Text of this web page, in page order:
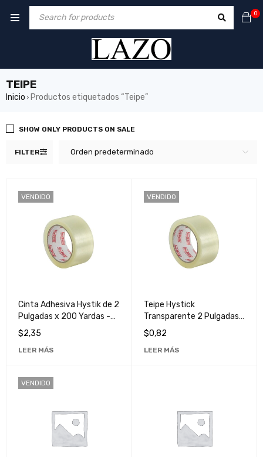
0
TEIPE
Inicio › Productos etiquetados “Teipe”
FILTER Orden predeterminado
SHOW ONLY PRODUCTS ON SALE
VENDIDO
Cinta Adhesiva Hystik de 2
Pulgadas x 200 Yardas -
Teipe Resistente y
Duradero
$2,35
LEER MÁS
VENDIDO
Teipe Hystick
Transparente 2 Pulgadas
x 90 Yardas - Cinta
Adhesiva de Alta
Resistencia
$0,82
LEER MÁS
VENDIDO